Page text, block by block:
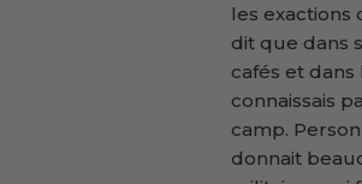
les exactions
dit que dans
cafés et
connaissais
camp.
donnait